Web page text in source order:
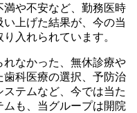
満や不安など、勤務医時
上げた結果が、今の当
入れられています。
れなかった、無休診療や
科医療の選択、予防治
テムなど、今では当た
ムも、当グループは開院